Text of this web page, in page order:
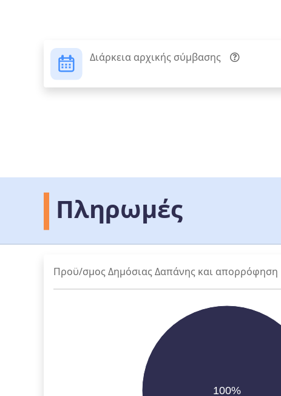
Διάρκεια αρχικής σύμβασης
Πληρωμές
Προϋ/σμος Δημόσιας Δαπάνης και απορρόφηση
100%